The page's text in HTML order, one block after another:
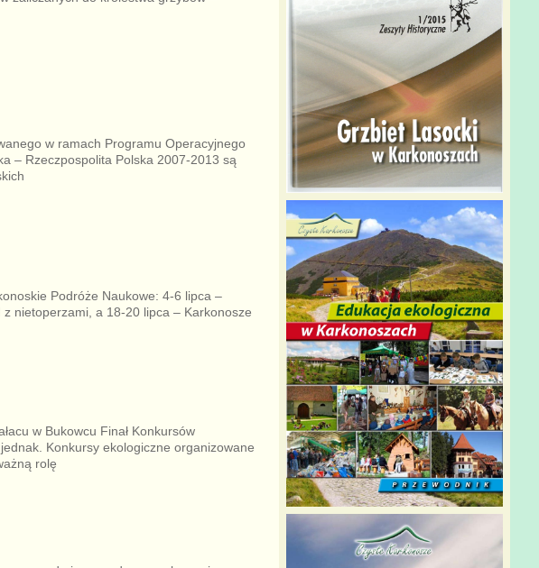
w ramach Programu Operacyjnego
– Rzeczpospolita Polska 2007-2013 są
Podróże Naukowe: 4-6 lipca –
nietoperzami, a 18-20 lipca – Karkonosze
w Bukowcu Finał Konkursów
Konkursy ekologiczne organizowane
rolę